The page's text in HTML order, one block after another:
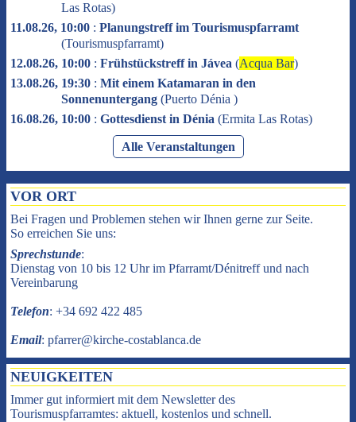
Las Rotas)
11.08.26, 10:00 : Planungstreff im Tourismuspfarramt
(Tourismuspfarramt)
12.08.26, 10:00 : Frühstückstreff in Jávea (Acqua Bar)
13.08.26, 19:30 : Mit einem Katamaran in den
Sonnenuntergang (Puerto Dénia )
16.08.26, 10:00 : Gottesdienst in Dénia (Ermita Las Rotas)
Alle Veranstaltungen
VOR ORT
Bei Fragen und Problemen stehen wir Ihnen gerne zur Seite.
So erreichen Sie uns:
Sprechstunde:
Dienstag von 10 bis 12 Uhr im Pfarramt/Dénitreff und nach
Vereinbarung
Telefon: +34 692 422 485
Email: pfarrer@kirche-costablanca.de
NEUIGKEITEN
Immer gut informiert mit dem Newsletter des
Tourismuspfarramtes: aktuell, kostenlos und schnell.